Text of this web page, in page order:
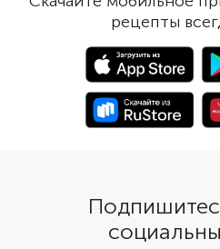
углеводные качели, попробуйте
завтраки без сахара из нашей
рецепты